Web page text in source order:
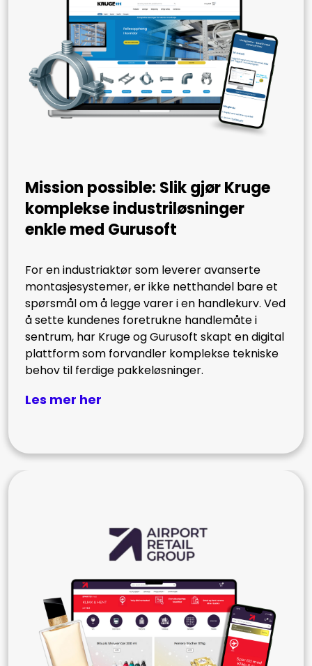
Mission possible: Slik gjør Kruge
komplekse industriløsninger
enkle med Gurusoft
For en industriaktør som leverer avanserte
montasjesystemer, er ikke netthandel bare et
spørsmål om å legge varer i en handlekurv. Ved
å sette kundenes foretrukne handlemåte i
sentrum, har Kruge og Gurusoft skapt en digital
plattform som forvandler komplekse tekniske
behov til ferdige pakkeløsninger.
Les mer her